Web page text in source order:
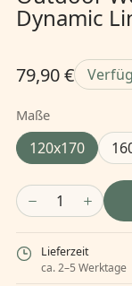
Dynamic
79,90 €
Maße
120x170
1
Lieferzeit
ca. 2–5 Werktage